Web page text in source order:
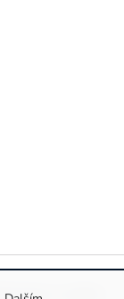
o cookies